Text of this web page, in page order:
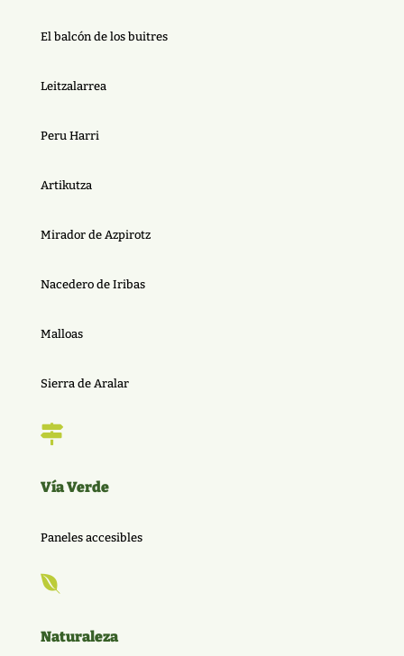
El balcón de los buitres
Leitzalarrea
Peru Harri
Artikutza
Mirador de Azpirotz
Nacedero de Iribas
Malloas
Sierra de Aralar

Vía Verde
Paneles accesibles

Naturaleza